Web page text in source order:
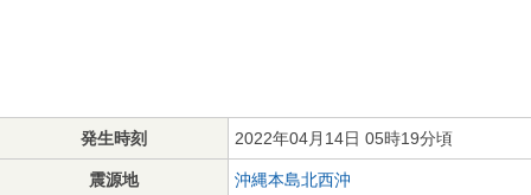
発生時刻 2022年04月14日 05時19分頃
震源地 沖縄本島北西沖